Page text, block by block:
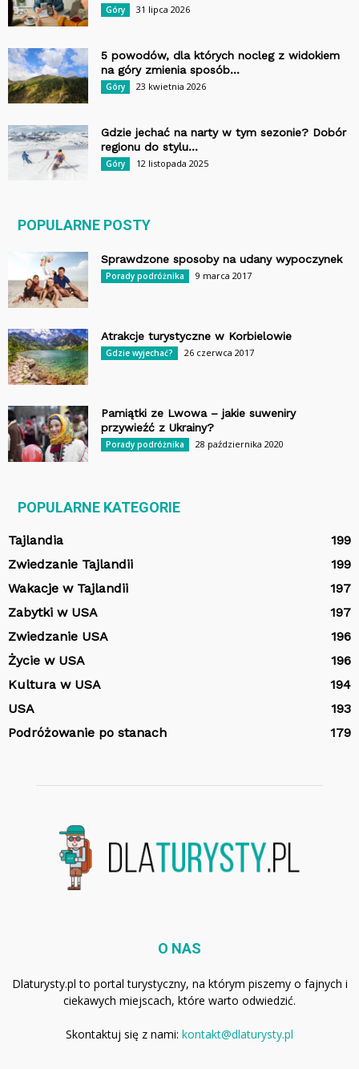
Góry 31 lipca 2026
5 powodów, dla których nocleg z widokiem
na góry zmienia sposób...
Góry 23 kwietnia 2026
Gdzie jechać na narty w tym sezonie? Dobór
regionu do stylu...
Góry 12 listopada 2025
POPULARNE POSTY
Sprawdzone sposoby na udany wypoczynek
Porady podróżnika 9 marca 2017
Atrakcje turystyczne w Korbielowie
Gdzie wyjechać? 26 czerwca 2017
Pamiątki ze Lwowa – jakie suweniry
przywieźć z Ukrainy?
Porady podróżnika 28 października 2020
POPULARNE KATEGORIE
Tajlandia
199
Zwiedzanie Tajlandii
199
Wakacje w Tajlandii
197
Zabytki w USA
197
Zwiedzanie USA
196
Życie w USA
196
Kultura w USA
194
USA
193
Podróżowanie po stanach
179
O NAS
Dlaturysty.pl to portal turystyczny, na którym piszemy o fajnych i
ciekawych miejscach, które warto odwiedzić.
Skontaktuj się z nami: kontakt@dlaturysty.pl